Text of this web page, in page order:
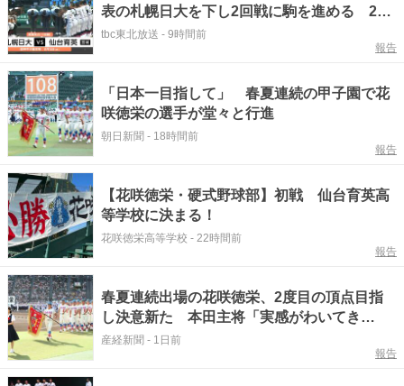
表の札幌日大を下し2回戦に駒を進める 2回
戦は8月12日第2試合で埼玉代表の花咲徳栄と
tbc東北放送 - 9時間前
報告
「日本一目指して」 春夏連続の甲子園で花
咲徳栄の選手が堂々と行進
朝日新聞 - 18時間前
報告
【花咲徳栄・硬式野球部】初戦 仙台育英高
等学校に決まる！
花咲徳栄高等学校 - 22時間前
報告
春夏連続出場の花咲徳栄、2度目の頂点目指
し決意新た 本田主将「実感がわいてき
た」 夏の甲子園
産経新聞 - 1日前
報告